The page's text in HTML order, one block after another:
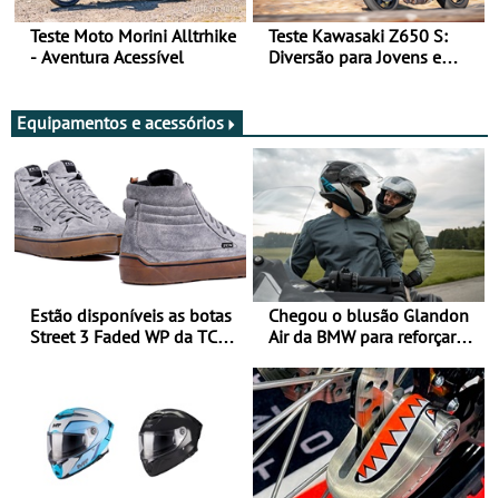
Teste Moto Morini Alltrhike
- Aventura Acessível
Teste Kawasaki Z650 S:
Diversão para Jovens e
Equipamentos e acessórios
Estão disponíveis as botas
Street 3 Faded WP da TCX
Chegou o blusão Glandon
Air da BMW para reforçar
verão